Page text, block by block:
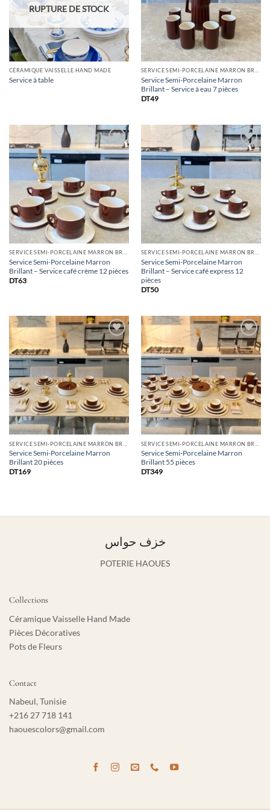
RUPTURE DE STOCK
CÉRAMIQUE VAISSELLE HAND MADE
Service à table
Service Semi-Porcelaine Marron
Brillant – Service à eau 7 pièces
DT49
Ajouter
à la
SERVICE SEMI-PORCELAINE MARRON BRILLANT
Service Semi-Porcelaine Marron
Brillant – Service café crème 12 pièces
DT63
Ajouter
à la
SERVICE SEMI-PORCELAINE MARRON BRILLANT
Service Semi-Porcelaine Marron
Brillant – Service café express 12
pièces
DT50
Ajouter
à la
Liste
Service Semi-Porcelaine Marron
Brillant 20 pièces
DT169
Ajouter
à la
Liste
Service Semi-Porcelaine Marron
Brillant 55 pièces
DT349
خزف حواس
POTERIE HAOUES
Collections
Céramique Vaisselle Hand Made
Pièces Décoratives
Pots de Fleurs
Contact
Nabeul, Tunisie
+216 27 718 141
haouescolors@gmail.com